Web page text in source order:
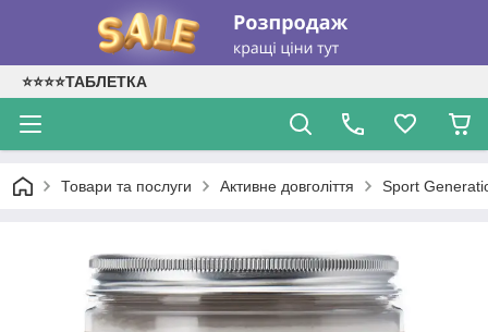
⭐⭐⭐⭐ТАБЛЕТКА
Товари та послуги Активне довголіття Sport